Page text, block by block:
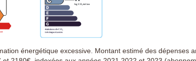
énergétique excessive. Montant estimé des dépenses